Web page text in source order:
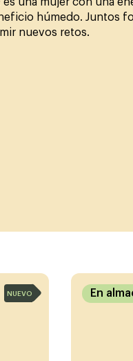
una mujer con una
húmedo. Juntos
nuevos retos.
NUEVO En